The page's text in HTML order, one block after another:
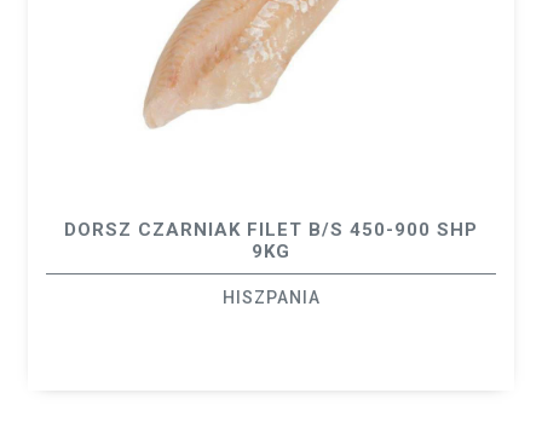
DORSZ CZARNIAK FILET B/S 450-900 SHP
9KG
HISZPANIA